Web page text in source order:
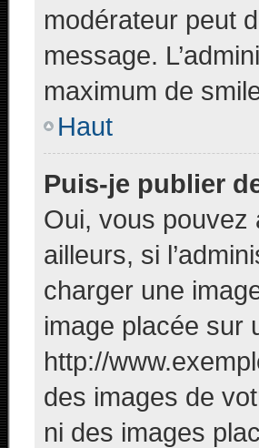
modérateur peut
message.
maximum de
Haut
Puis-je publier
Oui, vous pouvez
ailleurs, si
charger une
image placée sur
http://
des images de
ni des images